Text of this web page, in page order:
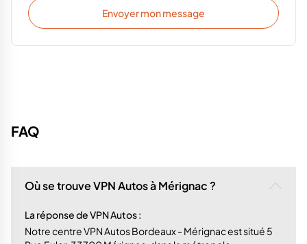
Envoyer mon message
FAQ
Où se trouve VPN Autos à Mérignac ?
La réponse de VPN Autos :
Notre centre VPN Autos Bordeaux - Mérignac est situé 5